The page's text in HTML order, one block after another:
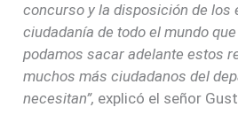
concurso y la disposición de los
ciudadanía de todo el mundo
podamos sacar adelante estos
muchos más ciudadanos del
necesitan”, explicó el señor